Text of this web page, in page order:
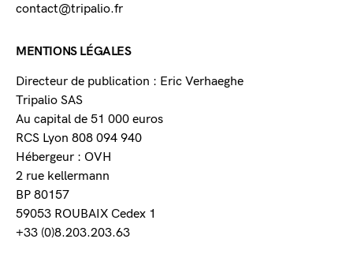
contact@tripalio.fr
MENTIONS LÉGALES
Directeur de publication : Eric Verhaeghe
Tripalio SAS
Au capital de 51 000 euros
RCS Lyon 808 094 940
Hébergeur : OVH
2 rue kellermann
BP 80157
59053 ROUBAIX Cedex 1
+33 (0)8.203.203.63